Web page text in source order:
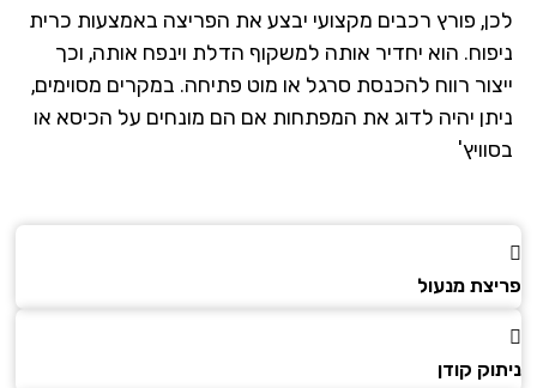
פורץ רכבים מקצועי יבצע את הפריצה באמצעות כרית
הוא יחדיר אותה למשקוף הדלת וינפח אותה, וכך
רווח להכנסת סרגל או מוט פתיחה. במקרים מסוימים,
יהיה לדוג את המפתחות אם הם מונחים על הכיסא או
מנעול
קודן